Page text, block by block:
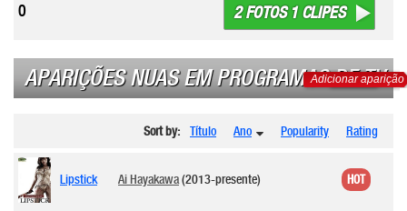
2 FOTOS 1 CLIPES
0
APARIÇÕES NUAS EM PROGRAMAS DE TV
Adicionar aparição
Sort by: Título Ano Popularity Rating
Lipstick Ai Hayakawa(2013-presente) HOT